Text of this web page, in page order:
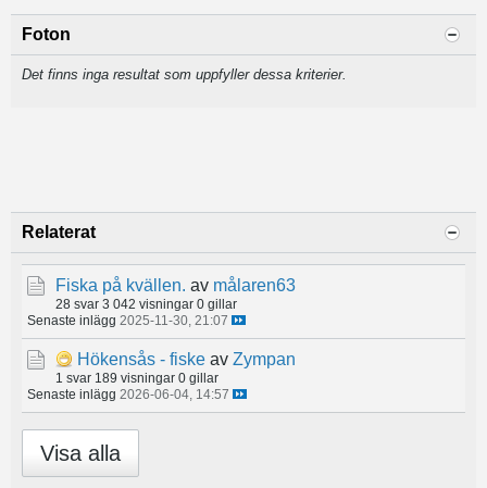
Foton
Det finns inga resultat som uppfyller dessa kriterier.
Relaterat
Fiska på kvällen. av målaren63
28 svar 3 042 visningar 0 gillar
Senaste inlägg 2025-11-30, 21:07
Hökensås - fiske av Zympan
1 svar 189 visningar 0 gillar
Senaste inlägg 2026-06-04, 14:57
Visa alla